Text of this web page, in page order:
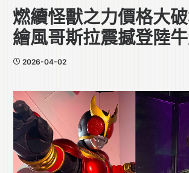
燃續怪獸之力價格大
繪風哥斯拉震撼登陸
2026-04-02